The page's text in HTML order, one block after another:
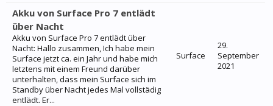
Akku von Surface Pro 7 entlädt
über Nacht
Akku von Surface Pro 7 entlädt über
Nacht: Hallo zusammen, Ich habe mein
Surface jetzt ca. ein Jahr und habe mich
letztens mit einem Freund darüber
unterhalten, dass mein Surface sich im
Standby über Nacht jedes Mal vollstädig
entlädt. Er...
Surface
29.
September
2021